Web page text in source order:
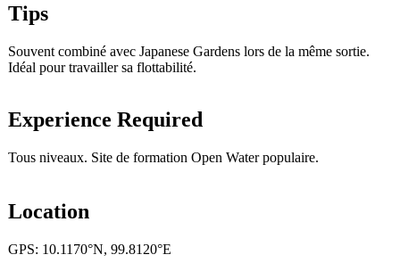
Tips
Souvent combiné avec Japanese Gardens lors de la même sortie.
Idéal pour travailler sa flottabilité.
Experience Required
Tous niveaux. Site de formation Open Water populaire.
Location
GPS: 10.1170°N, 99.8120°E